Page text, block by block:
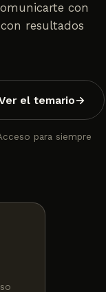
con
resultados
el temario→
para siempre